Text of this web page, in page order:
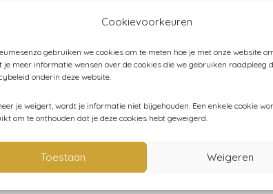
Cookievoorkeuren
gebruiken we cookies om te meten hoe je met onze website
je meer informatie wensen over de cookies die we gebruiken raadpleeg
onderin deze website.
je weigert, wordt je informatie niet bijgehouden. Een enkele cookie
om te onthouden dat je deze cookies hebt geweigerd.
Toestaan Weigeren
we raden je aan om naar de ’tweede’ maat te